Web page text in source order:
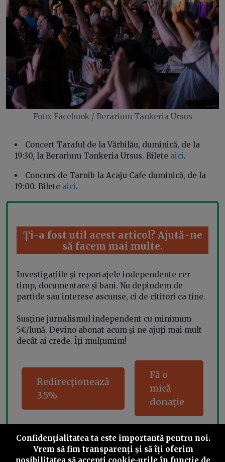
Foto: Facebook / Berarium Tankeria Ursus
Concert Taraful de la Vărbilău, duminică, de la
19:30, la Berarium Tankeria Ursus. Bilete aici.
Concurs de Tarnib la Acaju Cafe duminică, de la
19:00. Bilete aici.
Ți-a fost util acest articol? Ajută-ne
să facem mai multe.
Investigațiile și reportajele independente cer
timp, documentare și bani. Nu depindem de
partide sau interese ascunse, ci de cititori ca tine.
Susține jurnalismul independent cu minimum
5€/lună. Devino abonat acum și ne ajuți mai mult
decât ai crede. Îți mulțumim!
Redirecționează
3.5%
Fă o
mică
donație
Share this
Confidenţialitatea ta este importantă pentru noi.
Vrem să fim transparenţi și să îţi oferim